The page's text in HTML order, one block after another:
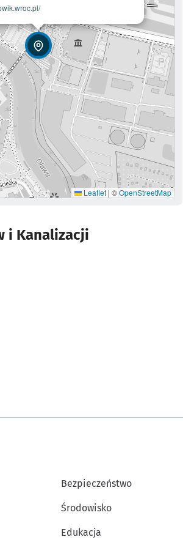
- otworzy się w nowej karcie
Leaflet | ©OpenStreetMap
i Kanalizacji
Bezpieczeństwo
Środowisko
Edukacja